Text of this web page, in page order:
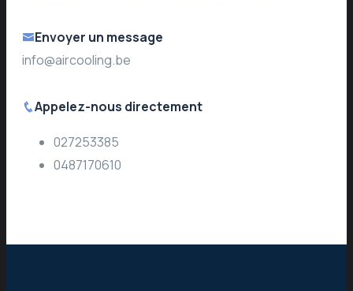
Envoyer un message
info@aircooling.be
Appelez-nous directement
027253385
0487170610